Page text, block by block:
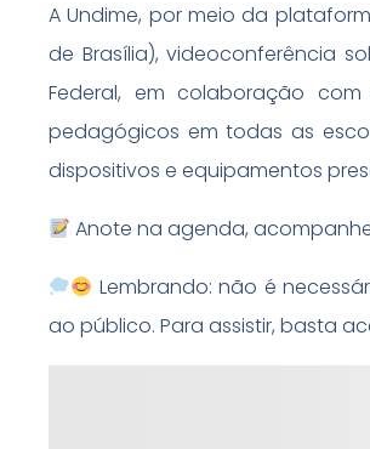
A Undime, por meio da
de Brasília), videoconferência
Federal, em colaboração
pedagógicos em todas as
dispositivos e equipamentos
Anote na agenda,
Lembrando: não é
ao público. Para assistir, basta